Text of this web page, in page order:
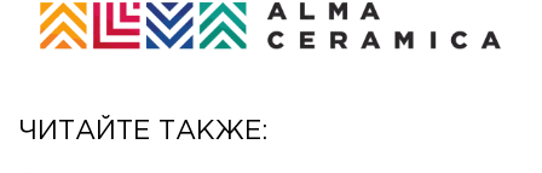
ЧИТАЙТЕ ТАКЖЕ: